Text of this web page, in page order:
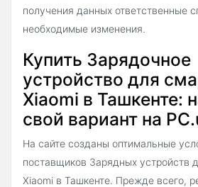
получения данных ответственные
необходимые изменения.
Купить Зарядочное
устройство для
Xiaomi в Ташкенте:
свой вариант на
На сайте созданы оптимальные
поставщиков Зарядных устройств
Xiaomi в Ташкенте. Прежде всего,